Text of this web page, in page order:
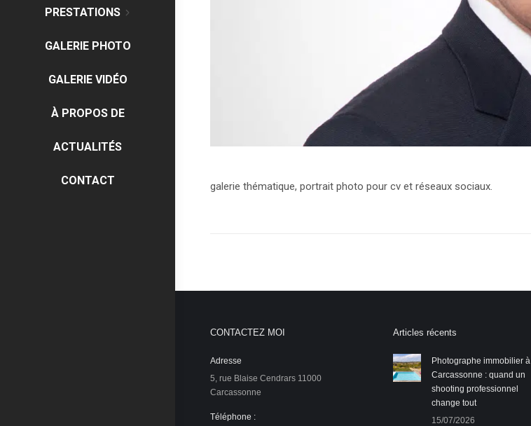
PRESTATIONS
GALERIE PHOTO
GALERIE VIDÉO
À PROPOS DE
ACTUALITÉS
CONTACT galerie thématique, portrait photo pour cv et réseaux sociaux.
CONTACTEZ MOI
Adresse
5, rue Blaise Cendrars 11000
Carcassonne
Téléphone :
Articles récents
Photographe immobilier à
Carcassonne : quand un
shooting professionnel
change tout
15/07/2026